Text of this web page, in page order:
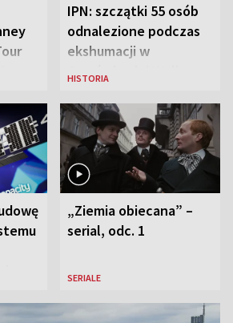
IPN: szczątki 55 osób
odnalezione podczas
ekshumacji w
Ostrówkach i Woli
HISTORIA
„Ziemia obiecana” –
serial, odc. 1
SERIALE